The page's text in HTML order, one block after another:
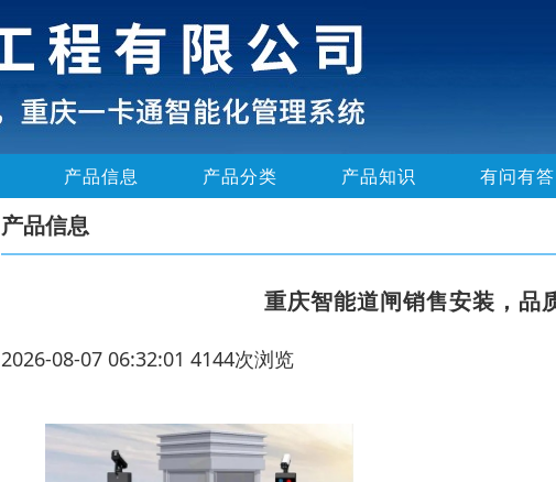
产品信息 产品分类 产品知识 有问有答
产品信息
重庆智能道闸销售安装，品
2026-08-07 06:32:01 4144次浏览